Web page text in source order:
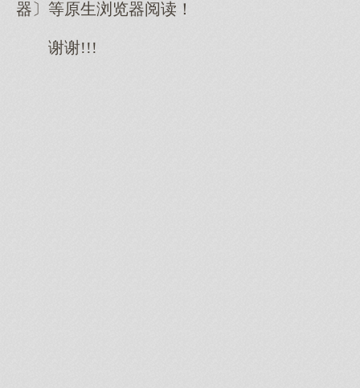
器〕等原生浏览器阅读！
谢谢!!!